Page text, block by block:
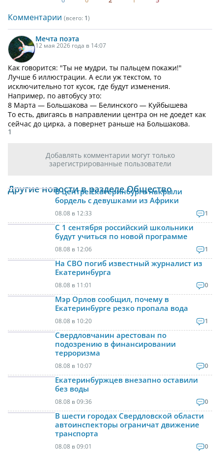
Комментарии (всего: 1)
Мечта поэта
12 мая 2026 года в 14:07
Как говорится: "Ты не мудри, ты пальцем покажи!"
Лучше б иллюстрации. А если уж текстом, то
исключительно тот кусок, где будут изменения.
Например, по автобусу это:
8 Марта — Большакова — Белинского — Куйбышева
То есть, двигаясь в направлении центра он не доедет как
сейчас до цирка, а повернет раньше на Большакова.
1
Добавлять комментарии могут только
зарегистрированные пользователи
Другие новости в разделе Общество
В центре Екатеринбурга накрыли
бордель с девушками из Африки
08.08 в 12:33 1
С 1 сентября российский школьники
будут учиться по новой программе
08.08 в 12:06 1
На СВО погиб известный журналист из
Екатеринбурга
08.08 в 11:01 0
Мэр Орлов сообщил, почему в
Екатеринбурге резко пропала вода
08.08 в 10:20 1
Свердловчанин арестован по
подозрению в финансировании
терроризма
08.08 в 10:07 0
Екатеринбуржцев внезапно оставили
без воды
08.08 в 09:36 0
В шести городах Свердловской области
автоинспекторы ограничат движение
транспорта
08.08 в 09:01 0